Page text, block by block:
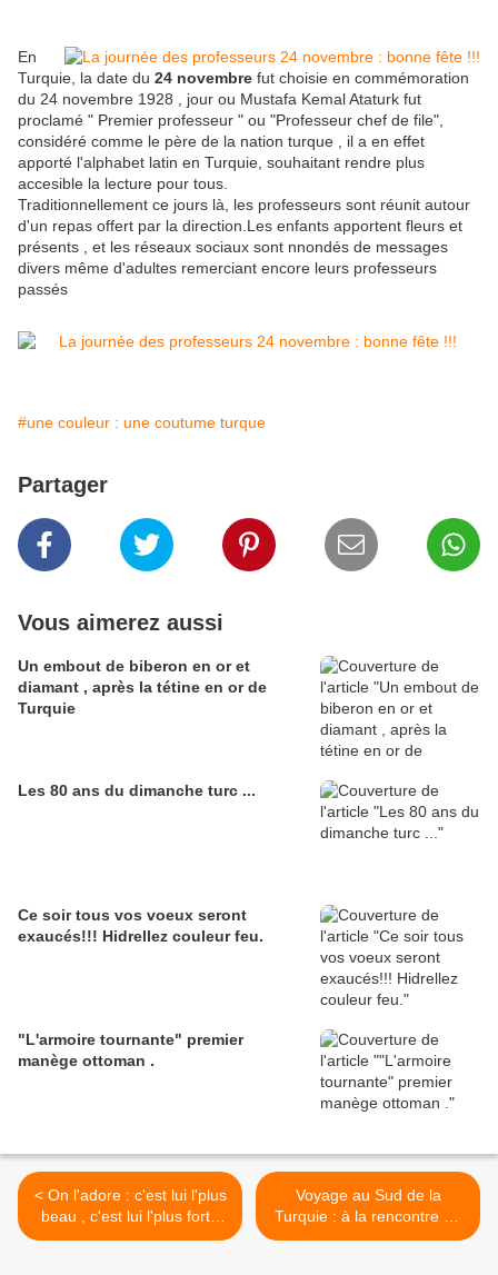
En
Turquie, la date du 24 novembre fut choisie en commémoration
du 24 novembre 1928 , jour ou Mustafa Kemal Ataturk fut
proclamé " Premier professeur " ou "Professeur chef de file",
considéré comme le père de la nation turque , il a en effet
apporté l'alphabet latin en Turquie, souhaitant rendre plus
accesible la lecture pour tous.
Traditionnellement ce jours là, les professeurs sont réunit autour
d'un repas offert par la direction.Les enfants apportent fleurs et
présents , et les réseaux sociaux sont nnondés de messages
divers même d'adultes remerciant encore leurs professeurs
passés
#une couleur : une coutume turque
Partager
Vous aimerez aussi
Un embout de biberon en or et
diamant , après la tétine en or de
Turquie
Les 80 ans du dimanche turc ...
Ce soir tous vos voeux seront
exaucés!!! Hidrellez couleur feu.
"L'armoire tournante" premier
manège ottoman .
< On l'adore : c'est lui l'plus
beau , c'est lui l'plus fort :
Serhat
Voyage au Sud de la
Turquie : à la rencontre de
Saint Nicolas ! >